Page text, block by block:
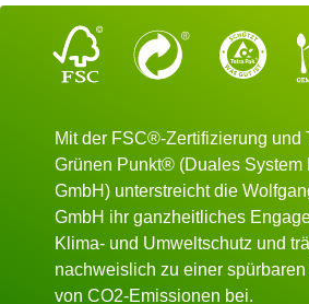
Mit der FSC®-Zertifizierung und
Grünen Punkt® (Duales System
GmbH) unterstreicht die
GmbH ihr ganzheitliches
Klima- und Umweltschutz und
nachweislich zu einer spürbaren
von CO2-Emissionen bei.